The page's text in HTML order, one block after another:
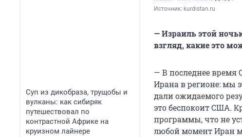
Суп из дикобраза, трущобы и
вулканы: как сибиряк
путешествовал по
контрастной Африке на
круизном лайнере
Источник: kurdistan.ru
— Израиль этой
взгляд, какие это
— В последнее
Ирана в регионе: мы
дали ожидаемого
это беспокоит США.
программы, что не
любой момент Иран